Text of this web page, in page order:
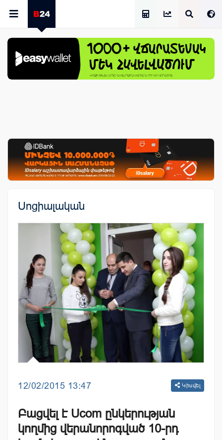
Սոցիալական
12/02/2015 13:47 Կիսվել
Բացվել է Ucom ընկերության
կողմից վերանորոգված 10-րդ